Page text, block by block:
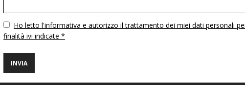
VuotoHo letto l'informativa e autorizzo il trattamento dei miei dati personali
finalità ivi indicate *